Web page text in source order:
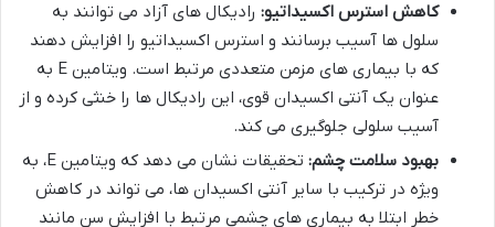
کاهش استرس اکسیداتیو: رادیکال های آزاد می توانند به
سلول ها آسیب برسانند و استرس اکسیداتیو را افزایش دهند
که با بیماری های مزمن متعددی مرتبط است. ویتامین E به
عنوان یک آنتی اکسیدان قوی، این رادیکال ها را خنثی کرده و از
آسیب سلولی جلوگیری می کند.
بهبود سلامت چشم:
تحقیقات نشان می دهد که ویتامین E، به
ویژه در ترکیب با سایر آنتی اکسیدان ها، می تواند در کاهش
خطر ابتلا به بیماری های چشمی مرتبط با افزایش سن مانند